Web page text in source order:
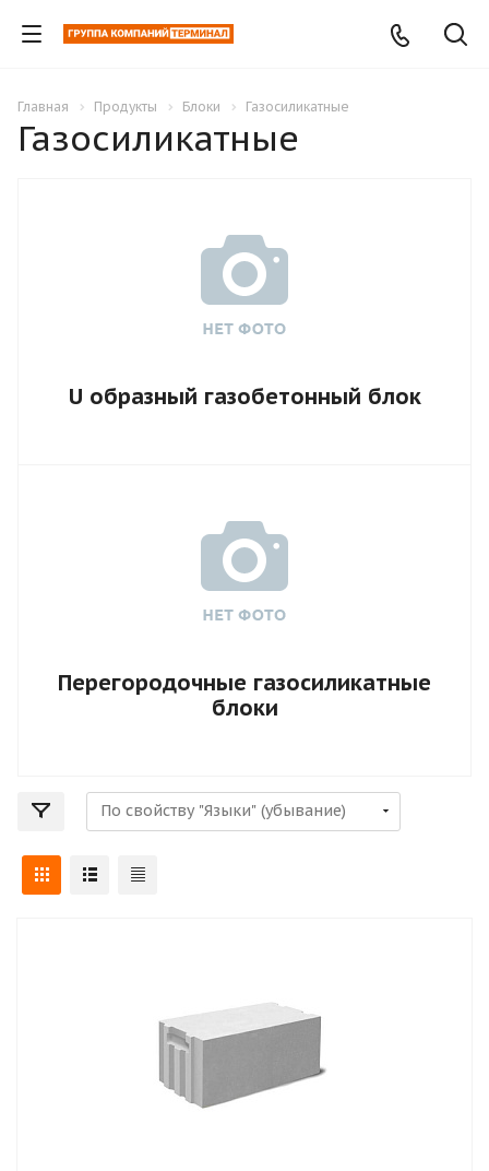
Главная Продукты Блоки Газосиликатные
Газосиликатные
U образный газобетонный блок
Перегородочные газосиликатные
блоки